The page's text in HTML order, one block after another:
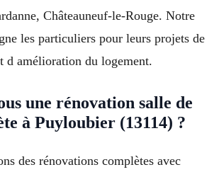
Châteauneuf-le-Rouge. Notre
les particuliers pour leurs projets de
d amélioration du logement.
une rénovation salle de
à Puyloubier (13114) ?
des rénovations complètes avec